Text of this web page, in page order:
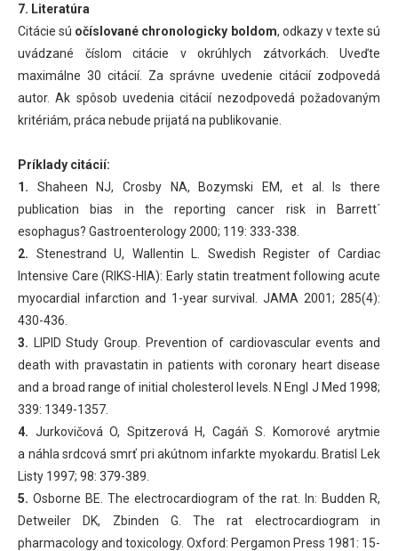
7. Literatúra
Citácie sú očíslované chronologicky boldom, odkazy v texte sú
uvádzané číslom citácie v okrúhlych zátvorkách. Uveďte
maximálne 30 citácií. Za správne uvedenie citácií zodpovedá
autor. Ak spôsob uvedenia citácií nezodpovedá požadovaným
kritériám, práca nebude prijatá na publikovanie.
Príklady citácií:
1. Shaheen NJ, Crosby NA, Bozymski EM, et al. Is there
publication bias in the reporting cancer risk in Barrett´
esophagus? Gastroenterology 2000; 119: 333-338.
2. Stenestrand U, Wallentin L. Swedish Register of Cardiac
Intensive Care (RIKS-HIA): Early statin treatment following acute
myocardial infarction and 1-year survival. JAMA 2001; 285(4):
430-436.
3. LIPID Study Group. Prevention of cardiovascular events and
death with pravastatin in patients with coronary heart disease
and a broad range of initial cholesterol levels. N Engl J Med 1998;
339: 1349-1357.
4. Jurkovičová O, Spitzerová H, Cagáň S. Komorové arytmie
a náhla srdcová smrť pri akútnom infarkte myokardu. Bratisl Lek
Listy 1997; 98: 379-389.
5. Osborne BE. The electrocardiogram of the rat. In: Budden R,
Detweiler DK, Zbinden G. The rat electrocardiogram in
pharmacology and toxicology. Oxford: Pergamon Press 1981: 15-